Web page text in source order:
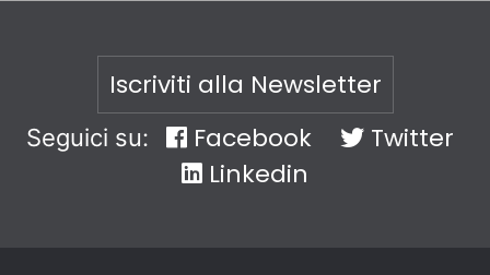
Iscriviti alla Newsletter
Seguici su: Facebook
Twitter
Linkedin